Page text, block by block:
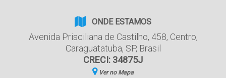
ONDE ESTAMOS
Avenida Prisciliana de Castilho, 458, Centro,
Caraguatatuba, SP, Brasil
CRECI: 34875J
Ver no Mapa